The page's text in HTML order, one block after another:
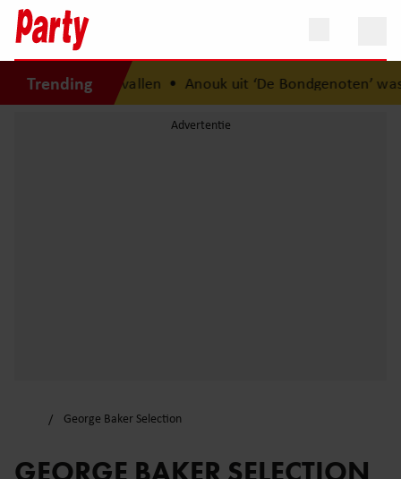
Trending
na 14 kilo afvallen•Anouk uit ‘De Bondgenoten’
George Baker Selection
GEORGE BAKER SELECTION